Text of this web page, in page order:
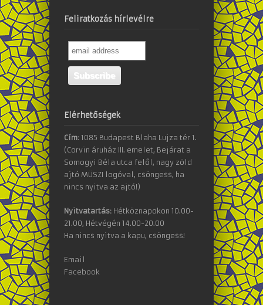
Feliratkozás hírlevélre
Elérhetőségek
Cím: 1085 Budapest Blaha Lujza tér 1.
(Corvin áruház III. emelet, Bejárat a
Somogyi Béla utca felől, nagy zöld
ajtó MÜSZI logóval, csöngess, ha
nincs nyitva az ajtó!)
Nyitvatartás: Hétköznapokon 10.00-
21.00, Hétvégén 14.00-20.00
Ha nincs nyitva a kapu, csöngess!
Email
Facebook